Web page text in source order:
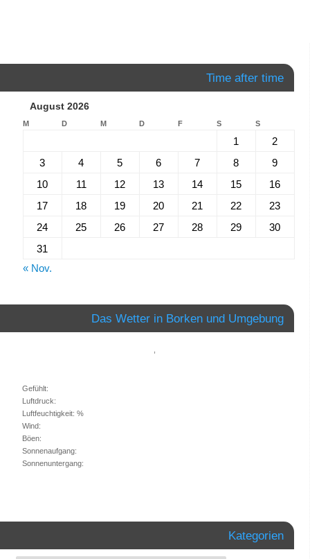
Time after time
August 2026
M D M D F S S
1
2
3
4 5 6 7 8
9
10
11 12 13 14 15
16
17
18 19 20 21 22
23
24
25 26 27 28 29
30
31
« Nov.
Das Wetter in Borken und Umgebung
Gefühlt:
Luftdruck:
Luftfeuchtigkeit: %
Wind:
Böen:
Sonnenaufgang:
Sonnenuntergang:
Kategorien